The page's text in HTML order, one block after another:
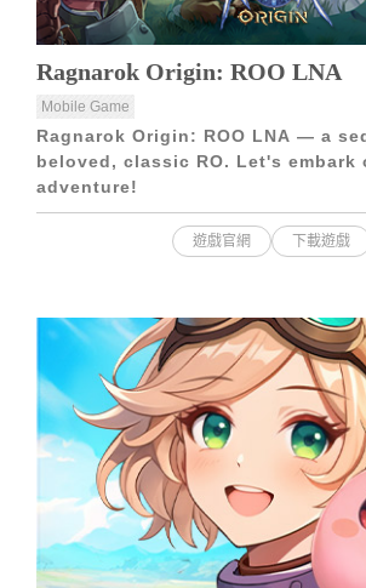
Ragnarok Origin: ROO LNA
Mobile Game
Ragnarok Origin: ROO LNA — a
beloved, classic RO. Let's embark
adventure!
遊戲官網 下載遊戲